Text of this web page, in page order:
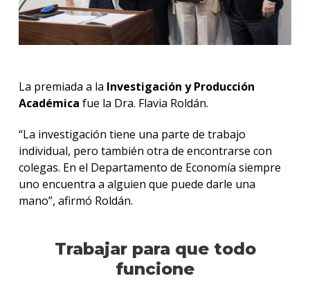
La premiada a la Investigación y Producción
Académica fue la Dra. Flavia Roldán.
“La investigación tiene una parte de trabajo
individual, pero también otra de encontrarse con
colegas. En el Departamento de Economía siempre
uno encuentra a alguien que puede darle una
mano”, afirmó Roldán.
Trabajar para que todo
funcione